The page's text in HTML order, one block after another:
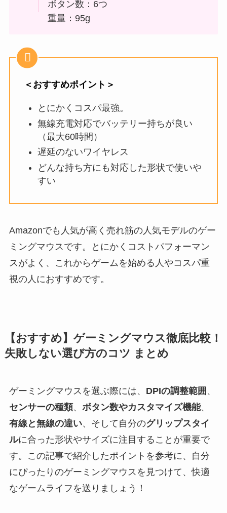
ボタン数：6つ
重量：95g
＜おすすめポイント＞
とにかくコスパ最強。
無線充電対応でバッテリー持ちが良い
（最大60時間）
遅延のないワイヤレス
どんな持ち方にも対応した形状で使いや
すい
Amazonでも人気が高く売れ筋の人気モデルのゲー
ミングマウスです。とにかくコストパフォーマン
スがよく、これからゲームを始める人やコスパ重
視の人におすすめです。
【おすすめ】ゲーミングマウス徹底比較！
失敗しない選び方のコツ まとめ
ゲーミングマウスを選ぶ際には、 DPIの調整範囲 、
センサーの種類、 ボタン数やカスタマイズ機能、
有線と無線の違い、そして自分のグリップスタイ
ルに合った形状やサイズに注目することが重要で
す。この記事で紹介したポイントを参考に、自分
にぴったりのゲーミングマウスを見つけて、快適
なゲームライフを送りましょう！